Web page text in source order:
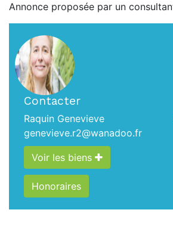
Annonce proposée par un
Contacter
Raquin Genevieve
genevieve.r2@wanadoo.fr
Voir les biens
Honoraires